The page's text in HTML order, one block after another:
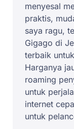
menyesal
praktis,
saya ragu,
Gigago di
terbaik
Harganya
roaming
untuk
internet
untuk